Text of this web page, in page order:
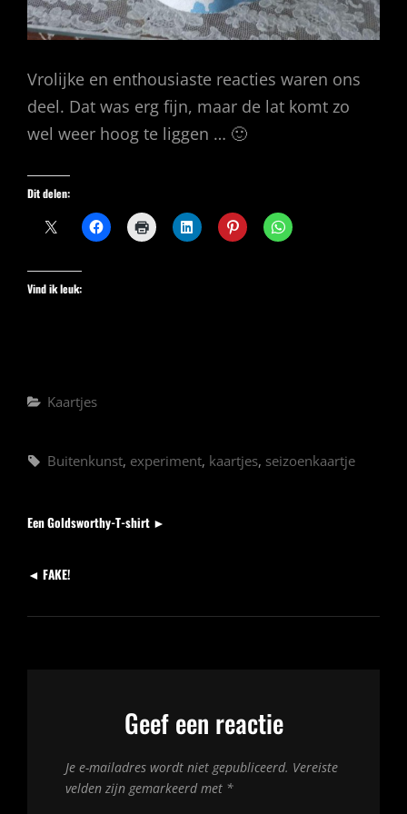
Vrolijke en enthousiaste reacties waren ons
deel. Dat was erg fijn, maar de lat komt zo
wel weer hoog te liggen … 🙂
Dit delen:
Vind ik leuk:
Categorieën
Kaartjes
Tags,
Buitenkunst, experiment, kaartjes, seizoenkaartje
Berichten
Vorig
◄ FAKE!
Volgend
Een Goldsworthy-T-shirt ►
Geef een reactie
Je e-mailadres wordt niet gepubliceerd. Vereiste
velden zijn gemarkeerd met *